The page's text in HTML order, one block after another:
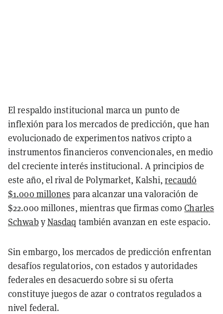
El respaldo institucional marca un punto de
inflexión para los mercados de predicción, que han
evolucionado de experimentos nativos cripto a
instrumentos financieros convencionales, en medio
del creciente interés institucional. A principios de
este año, el rival de Polymarket, Kalshi,recaudó
$1.000 millones para alcanzar una valoración de
$22.000 millones, mientras que firmas comoCharles
SchwabyNasdaq también avanzan en este espacio.
Sin embargo, los mercados de predicción enfrentan
desafíos regulatorios, con estados y autoridades
federales en desacuerdo sobre si su oferta
constituye juegos de azar o contratos regulados a
nivel federal.